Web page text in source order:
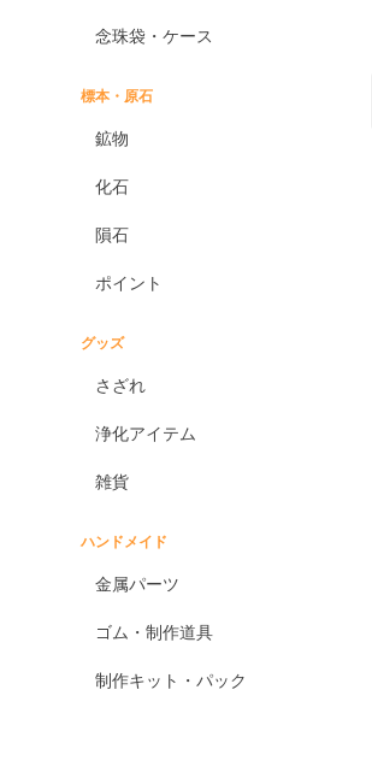
念珠袋・ケース
標本・原石
鉱物
化石
隕石
ポイント
グッズ
さざれ
浄化アイテム
雑貨
ハンドメイド
金属パーツ
ゴム・制作道具
制作キット・パック